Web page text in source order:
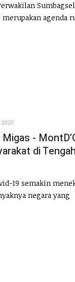
merupakan agenda
-
di
19 semakin
negara yang